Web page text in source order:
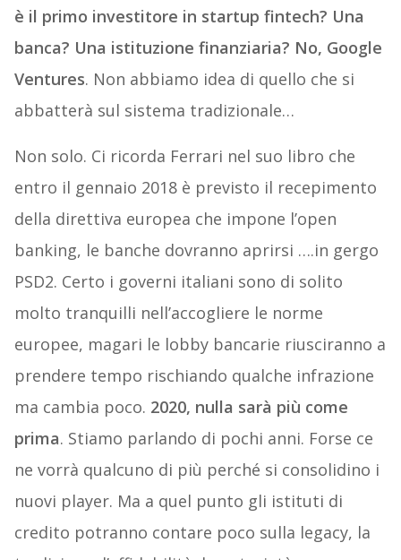
è il primo investitore in startup fintech? Una
banca? Una istituzione finanziaria? No, Google
Ventures. Non abbiamo idea di quello che si
abbatterà sul sistema tradizionale…
Non solo. Ci ricorda Ferrari nel suo libro che
entro il gennaio 2018 è previsto il recepimento
della direttiva europea che impone l’open
banking, le banche dovranno aprirsi ….in gergo
PSD2. Certo i governi italiani sono di solito
molto tranquilli nell’accogliere le norme
europee, magari le lobby bancarie riusciranno a
prendere tempo rischiando qualche infrazione
ma cambia poco. 2020, nulla sarà più come
prima. Stiamo parlando di pochi anni. Forse ce
ne vorrà qualcuno di più perché si consolidino i
nuovi player. Ma a quel punto gli istituti di
credito potranno contare poco sulla legacy, la